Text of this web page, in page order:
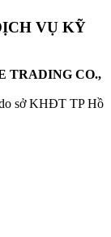
VỤ KỸ
TRADING CO.,
sở KHĐT TP Hồ